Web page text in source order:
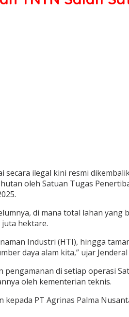
ilegal kini resmi
oleh Satuan Tugas
di mana total lahan
hektare.
Industri (HTI), hingga
daya alam kita,” ujar
di setiap operasi
oleh kementerian teknis.
kepada PT Agrinas Palma